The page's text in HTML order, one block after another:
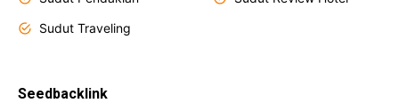
Sudut Traveling
Seedbacklink